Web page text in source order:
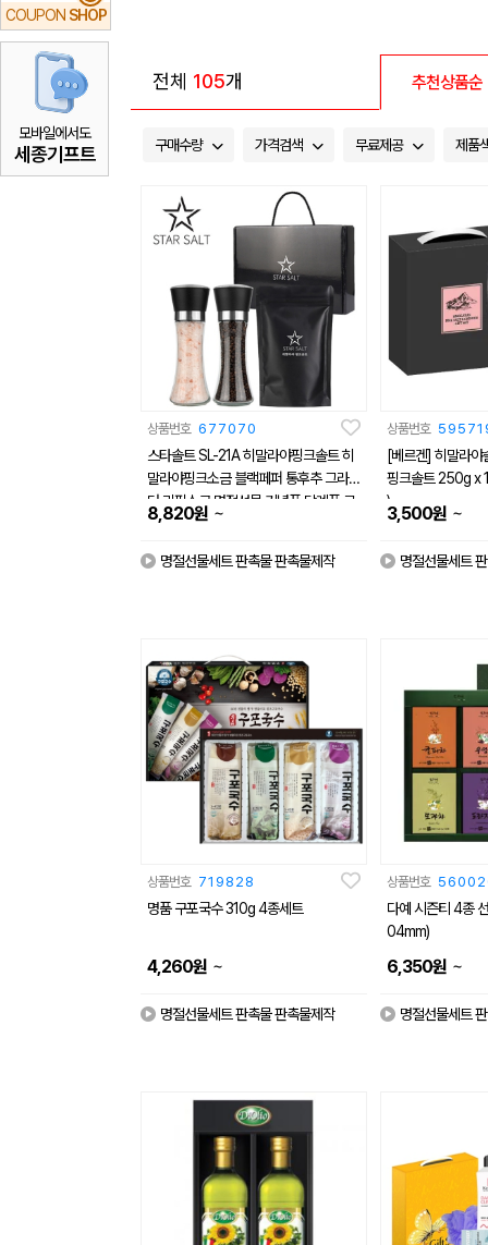
COUPON SHOP
모바일에서도
세종기프트
전체 105개 추천상품순
구매수량 가격검색 무료제공 제품
상품번호 677070
스타솔트 SL-21A 히말라야핑크솔트 히
말라야핑크소금 블랙페퍼 통후추 그라인
더 리필소금 명절선물 기념품 답례품 근
로자의날 창립기념 실속 소금선물세트
8,820원 ~
명절선물세트 판촉물 판촉물제작
상품번호
[베르겐] 히말라야
핑크솔트 250g x
)
3,500원 ~
명절선물세트
상품번호 719828
명품 구포국수 310g 4종세트
4,260원 ~
명절선물세트 판촉물 판촉물제작
상품번호
다예 시즌티 4종
04mm)
6,350원 ~
명절선물세트